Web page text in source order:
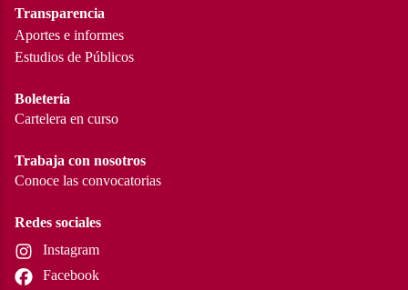
Transparencia
Aportes e informes
Estudios de Públicos
Boletería
Cartelera en curso
Trabaja con nosotros
Conoce las convocatorias
Redes sociales
Instagram
Facebook